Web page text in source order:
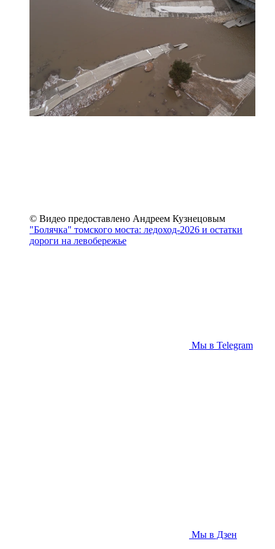
© Видео предоставлено Андреем Кузнецовым
"Болячка" томского моста: ледоход-2026 и остатки
дороги на левобережье
Мы в Telegram
Мы в Дзен